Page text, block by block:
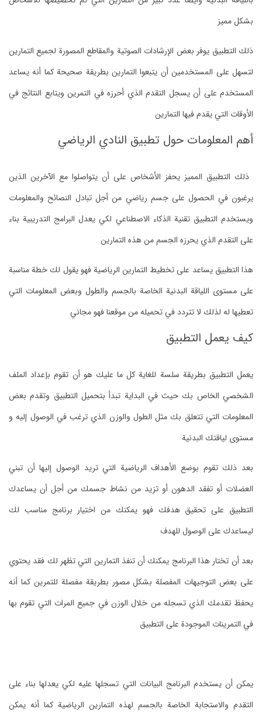
بشكل مميز
‏ذلك التطبيق يوفر بعض الإرشادات الصوتية والمقاطع المصورة لجميع التمارين
لتسهل على المستخدمين أن يتبعوا التمارين بطريقة صحيحة كما أنه يساعد
المستخدم على أن يسجل التقدم الذي أحرزه في التمرين ويتابع النتائج في
الأوقات التي يقدم فيها التمارين
‏أهم المعلومات حول تطبيق النادي الرياضي
‏ ذلك التطبيق المميز يحفز الأشخاص على أن يتواصلوا مع الآخرين الذين
يرغبون في الحصول على جسم رياضي من أجل تبادل النصائح والمعلومات
ويستخدم التطبيق تقنية الذكاء الاصطناعي لكي يعدل البرامج التدريبية بناء
على التقدم الذي يحرزه الجسم من هذه التمارين
‏هذا التطبيق يساعد على تخطيط التمارين الرياضية فهو يقول لك خطة مناسبة
على مستوى اللياقة البدنية الخاصة بالجسم والطول وبعض المعلومات التي
تعطيها له لذلك لا تتردد في تحميله من موقعنا فهو مجاني
‏كيف يعمل التطبيق
‏يعمل التطبيق بطريقة سلسة للغاية كل ما عليك هو أن تقوم بإعداد الملف
الشخصي الخاص بك حيث في البداية تبدأ بتحميل التطبيق وتقدم بعض
المعلومات التي تتعلق بك مثل الطول والوزن الذي ترغب في الوصول إليه و
مستوى لياقتك البدنية
‏بعد ذلك تقوم بوضع الأهداف الرياضية التي تريد الوصول إليها أن تبني
العضلات أو تفقد الدهون أو تزيد من نشاط جسمك من أجل أن يساعدك
التطبيق على تحقيق هدفك فهو يمكنك من اختيار برنامج مناسب لك
ليساعدك على الوصول للهدف
‏بعد أن تختار هذا البرنامج يمكنك أن تنفذ التمارين التي تظهر لك فقد يحتوي
على بعض التوجيهات المفصلة بشكل مصور بطريقة مفصلة للتمرين كما أنه
يحفظ تقدمك الذي تسجله من خلال الوزن في جميع المرات التي تقوم بها
في التمرينات الموجودة على التطبيق
‏يمكن أن يستخدم البرنامج البيانات التي تسجلها عليه لكي يعدلها بناء على
التقدم والاستجابة الخاصة بالجسم لهذه التمارين الرياضية كما أنه يمكن